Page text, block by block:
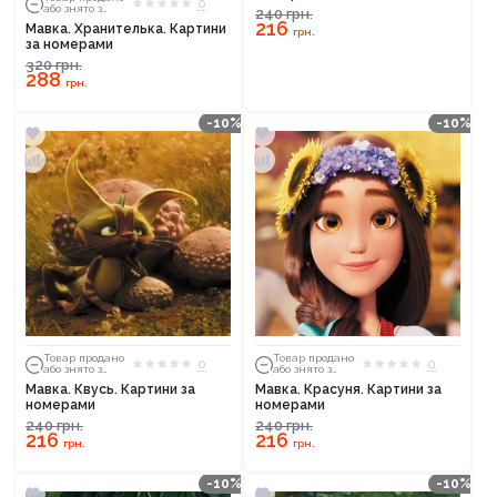
або знято з
0
Мавка. Хранителька. Картини
за номерами
320грн.
288грн.
240грн.
216грн.
-10%
Товар продано
або знято з
0
Мавка. Квусь. Картини за
номерами
240грн.
216грн.
-10%
Товар продано
або знято з
0
Мавка. Красуня. Картини за
номерами
240грн.
216грн.
-10% -10%